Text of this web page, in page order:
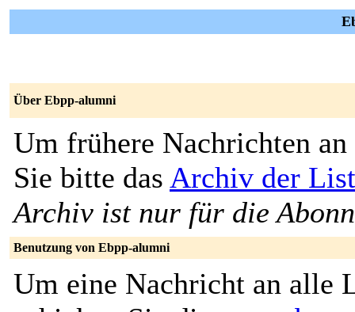
Über Ebpp-alumni
Um frühere Nachrichten an
Sie bitte das Archiv der
Archiv ist nur für die
Benutzung von Ebpp-alumni
Um eine Nachricht an alle